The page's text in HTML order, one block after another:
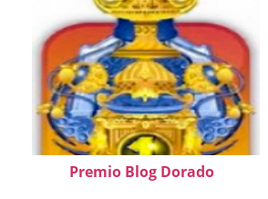
Premio Blog Dorado